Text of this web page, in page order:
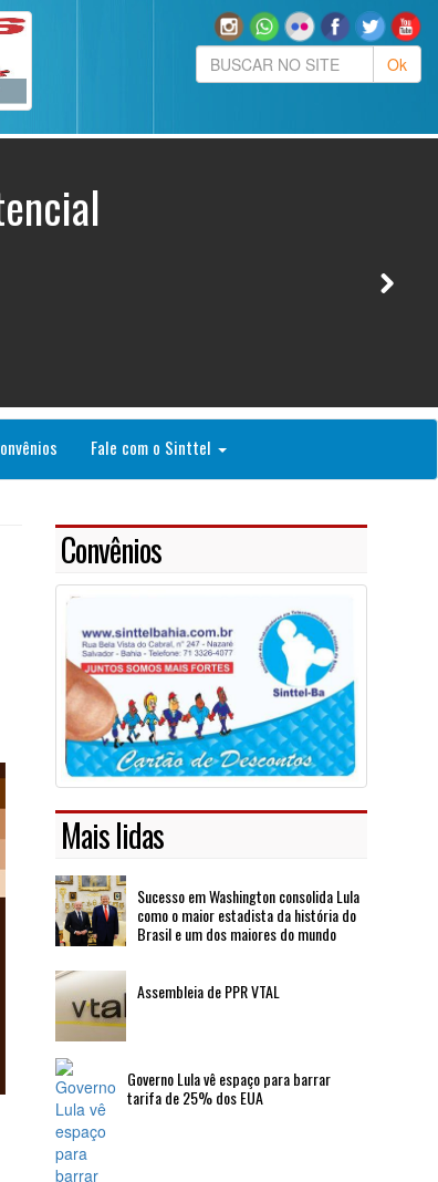
Fale com o Sinttel
Convênios
Mais lidas
Sucesso em Washington consolida Lula
como o maior estadista da história do
Brasil e um dos maiores do mundo
Assembleia de PPR VTAL
Governo Lula vê espaço para barrar
tarifa de 25% dos EUA